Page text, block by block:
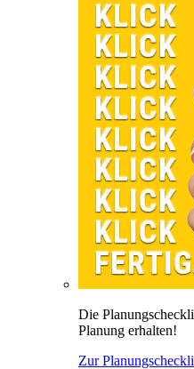
Die
Planung erhalten!
Zur